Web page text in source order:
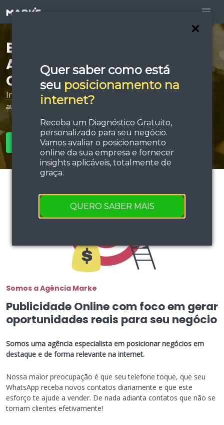
Quer saber como está
seu posicionamento na
internet?
Receba um Diagnóstico Gratuito,
personalizado para seu negócio.
Vamos avaliar o posicionamento
online da sua empresa e fornecer
insights aplicáveis, totalmente de
graça.
QUERO SABER MAIS
Está procurando por
Agência de Publicidade
Online em Itabaiana?
Invista em estratégias de tráfego e performance e
aumente sua força de vendas!
SOLICITAR ORÇAMENTO
Somos a Agência Marke
Publicidade Online com foco em gerar
oportunidades reais para seu negócio
Somos uma agência especialista em posicionar negócios em
destaque e de forma relevante na internet.
Nossa maior preocupação é que seu telefone toque, que seu
WhatsApp receba novos contatos diariamente e que este
esforço te ajude a vender. De nada adianta contatos que não se
tornam clientes efetivamente!